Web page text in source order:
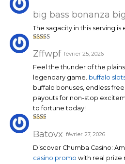
2sur
5
big bass bonanza
The sagacity in this serving is
sur 5
Zffwpf février 25, 2026
Feel the thunder of the
legendary game. buffalo
buffalo bonuses, endless
payouts for non-stop
to fortune today!
2sur
5
Batovx février 27, 2026
Discover Chumba Casino:
casino promo with real prize